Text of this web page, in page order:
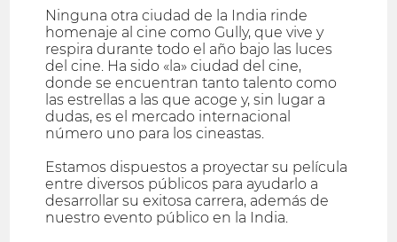
Ninguna otra ciudad de la India rinde
homenaje al cine como Gully, que vive y
respira durante todo el año bajo las luces
del cine. Ha sido «la» ciudad del cine,
donde se encuentran tanto talento como
las estrellas a las que acoge y, sin lugar a
dudas, es el mercado internacional
número uno para los cineastas.
Estamos dispuestos a proyectar su película
entre diversos públicos para ayudarlo a
desarrollar su exitosa carrera, además de
nuestro evento público en la India.